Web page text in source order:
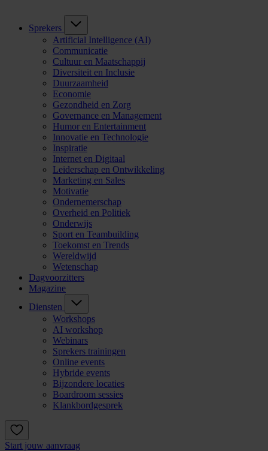
Sprekers
Artificial Intelligence (AI)
Communicatie
Cultuur en Maatschappij
Diversiteit en Inclusie
Duurzaamheid
Economie
Gezondheid en Zorg
Governance en Management
Humor en Entertainment
Innovatie en Technologie
Inspiratie
Internet en Digitaal
Leiderschap en Ontwikkeling
Marketing en Sales
Motivatie
Ondernemerschap
Overheid en Politiek
Onderwijs
Sport en Teambuilding
Toekomst en Trends
Wereldwijd
Wetenschap
Dagvoorzitters
Magazine
Diensten
Workshops
AI workshop
Webinars
Sprekers trainingen
Online events
Hybride events
Bijzondere locaties
Boardroom sessies
Klankbordgesprek
Start jouw aanvraag